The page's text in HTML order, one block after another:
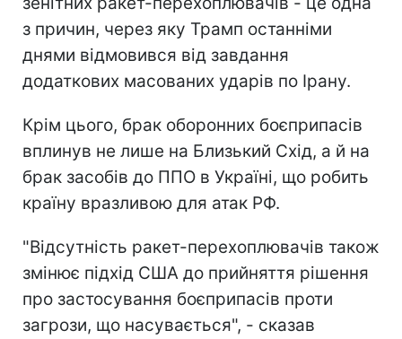
з причин, через яку Трамп останніми
днями відмовився від завдання
додаткових масованих ударів по Ірану.
Крім цього, брак оборонних боєприпасів
вплинув не лише на Близький Схід, а й на
брак засобів до ППО в Україні, що робить
країну вразливою для атак РФ.
"Відсутність ракет-перехоплювачів також
змінює підхід США до прийняття рішення
про застосування боєприпасів проти
загрози, що насувається", - сказав